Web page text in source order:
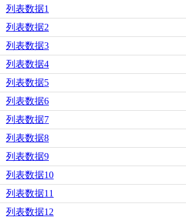
列表数据1
列表数据2
列表数据3
列表数据4
列表数据5
列表数据6
列表数据7
列表数据8
列表数据9
列表数据10
列表数据11
列表数据12